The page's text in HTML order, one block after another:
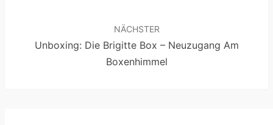
NÄCHSTER
Unboxing: Die Brigitte Box – Neuzugang Am
Boxenhimmel